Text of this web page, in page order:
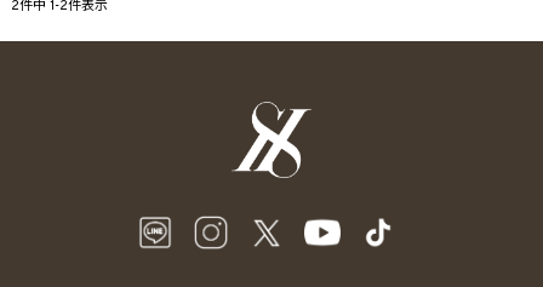
2件中 1-2件表示